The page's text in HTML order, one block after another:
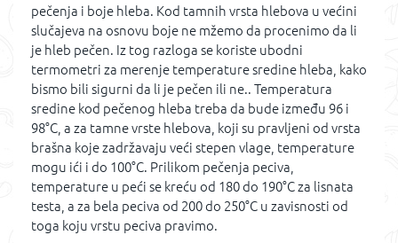
pečenja i boje hleba. Kod tamnih vrsta hlebova u većini
slučajeva na osnovu boje ne mžemo da procenimo da li
je hleb pečen. Iz tog razloga se koriste ubodni
termometri za merenje temperature sredine hleba, kako
bismo bili sigurni da li je pečen ili ne.. Temperatura
sredine kod pečenog hleba treba da bude između 96 i
98°C, a za tamne vrste hlebova, koji su pravljeni od vrsta
brašna koje zadržavaju veći stepen vlage, temperature
mogu ići i do 100°C. Prilikom pečenja peciva,
temperature u peći se kreću od 180 do 190°C za lisnata
testa, a za bela peciva od 200 do 250°C u zavisnosti od
toga koju vrstu peciva pravimo.